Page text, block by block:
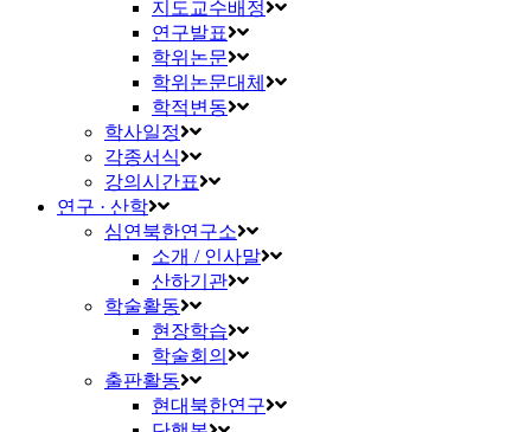
지도교수배정
연구발표
학위논문
학위논문대체
학적변동
학사일정
각종서식
강의시간표
연구 · 산학
심연북한연구소
소개 / 인사말
산하기관
학술활동
현장학습
학술회의
출판활동
현대북한연구